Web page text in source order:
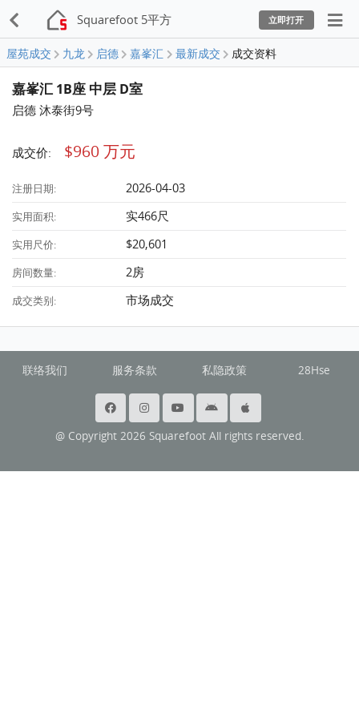
Squarefoot 5平方 立即打开
屋苑成交 九龙 启德 嘉峯汇 最新成交 成交资料
嘉峯汇 1B座 中层 D室
启德 沐泰街9号
成交价: $960 万元
注册日期: 2026-04-03
实用面积: 实466尺
实用尺价: $20,601
房间数量: 2房
成交类别: 市场成交
联络我们 服务条款 私隐政策 28Hse
@ Copyright 2026 Squarefoot All rights reserved.